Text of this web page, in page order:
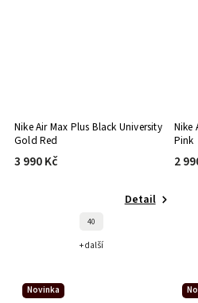
Nike Air Max Plus Black University
Gold Red
3 990 Kč
Detail
40
+ další
Nike
Pink
2
Novinka